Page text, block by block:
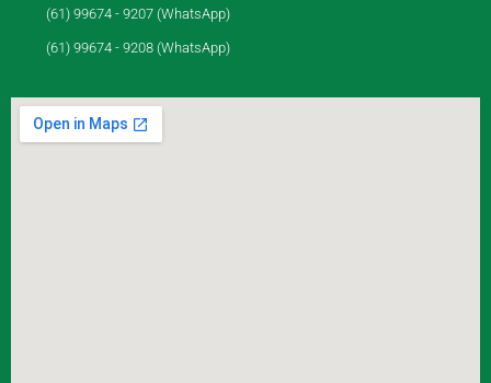
(61) 99674 - 9207 (WhatsApp)
(61) 99674 - 9208 (WhatsApp)